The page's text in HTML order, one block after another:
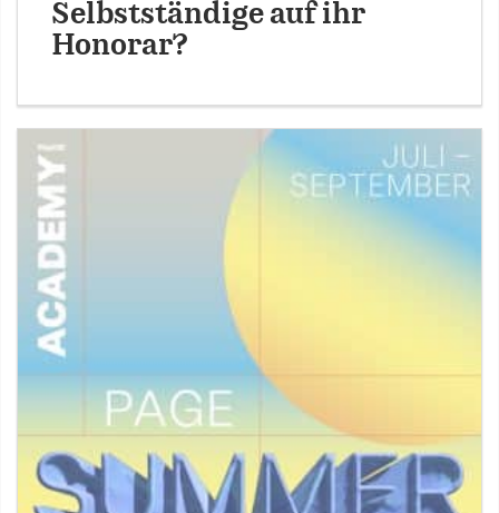
Selbstständige auf ihr
Honorar?